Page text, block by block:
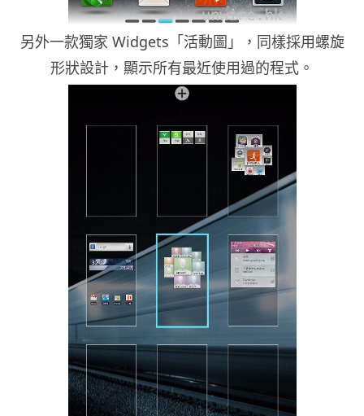
另外一款獨家 Widgets「活動圖」，同樣採用螺旋
形狀設計，顯示所有最近使用過的程式。